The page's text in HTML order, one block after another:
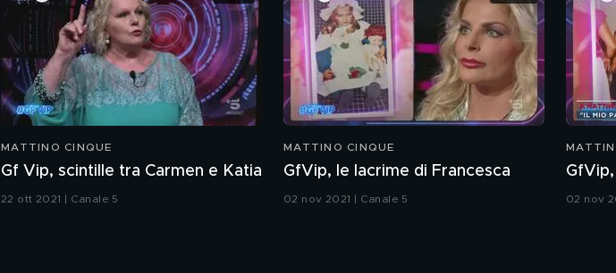
MATTINO CINQUE
Gf Vip, scintille tra Carmen e Katia
22 ott 2021 | Canale 5
MATTINO CINQUE
GfVip, le lacrime di Francesca
02 nov 2021 | Canale 5 02 nov